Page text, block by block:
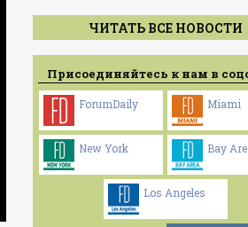
ЧИТАТЬ ВСЕ НОВОСТИ
Присоединяйтесь к нам в
ForumDaily Miami
New York Bay
Los Angeles